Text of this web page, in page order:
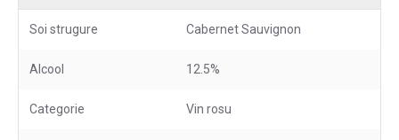
Soi strugure Cabernet Sauvignon
Alcool 12.5%
Categorie Vin rosu